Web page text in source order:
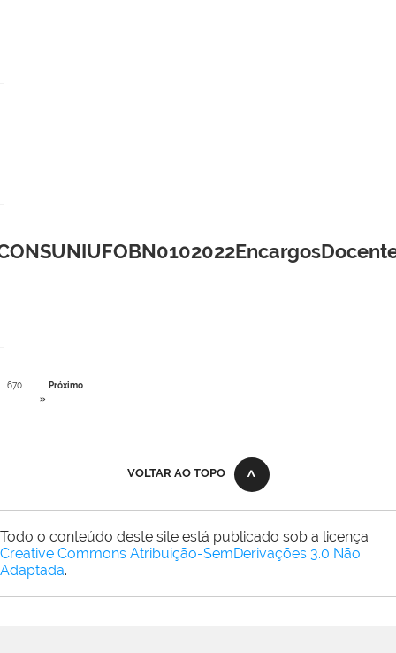
670
Próximo
»
VOLTAR AO TOPO
Todo o conteúdo deste site está publicado sob a licença
Creative Commons Atribuição-SemDerivações 3.0 Não
Adaptada.